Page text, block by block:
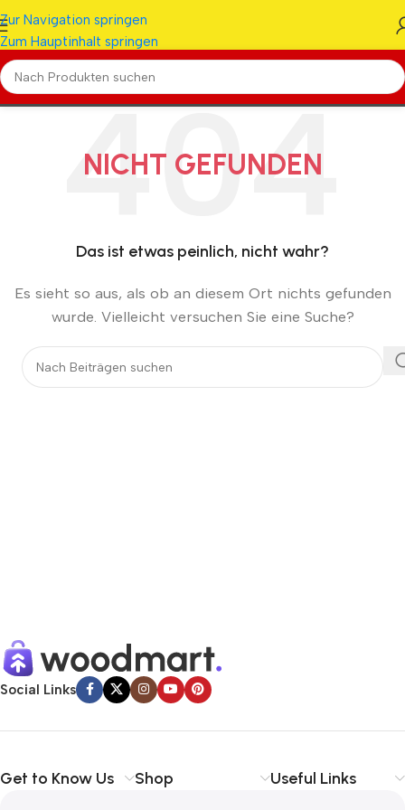
Zur Navigation springen
Zum Hauptinhalt springen
NICHT GEFUNDEN
Das ist etwas peinlich, nicht wahr?
Es sieht so aus, als ob an diesem Ort nichts gefunden
wurde. Vielleicht versuchen Sie eine Suche?
Social Links
Get to Know Us Shop Useful Links